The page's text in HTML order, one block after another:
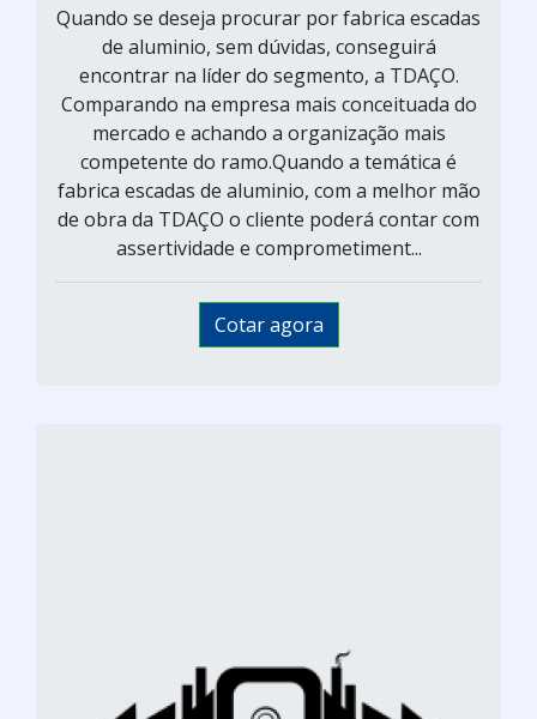
Quando se deseja procurar por fabrica escadas
de aluminio, sem dúvidas, conseguirá
encontrar na líder do segmento, a TDAÇO.
Comparando na empresa mais conceituada do
mercado e achando a organização mais
competente do ramo.Quando a temática é
fabrica escadas de aluminio, com a melhor mão
de obra da TDAÇO o cliente poderá contar com
assertividade e comprometiment...
Cotar agora